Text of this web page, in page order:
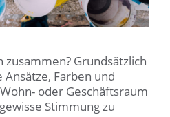
zusammen? Grundsätzlich
Farben und
oder Geschäftsraum
Stimmung zu